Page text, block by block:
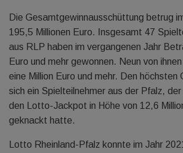
Die Gesamtgewinnausschüttung betrug
195,5 Millionen Euro. Insgesamt 47
aus RLP haben im vergangenen Jahr
Euro und mehr gewonnen. Neun von
eine Million Euro und mehr. Den höchsten
sich ein Spielteilnehmer aus der Pfalz, der
den Lotto-Jackpot in Höhe von 12,6
geknackt hatte.
Lotto Rheinland-Pfalz konnte im Jahr